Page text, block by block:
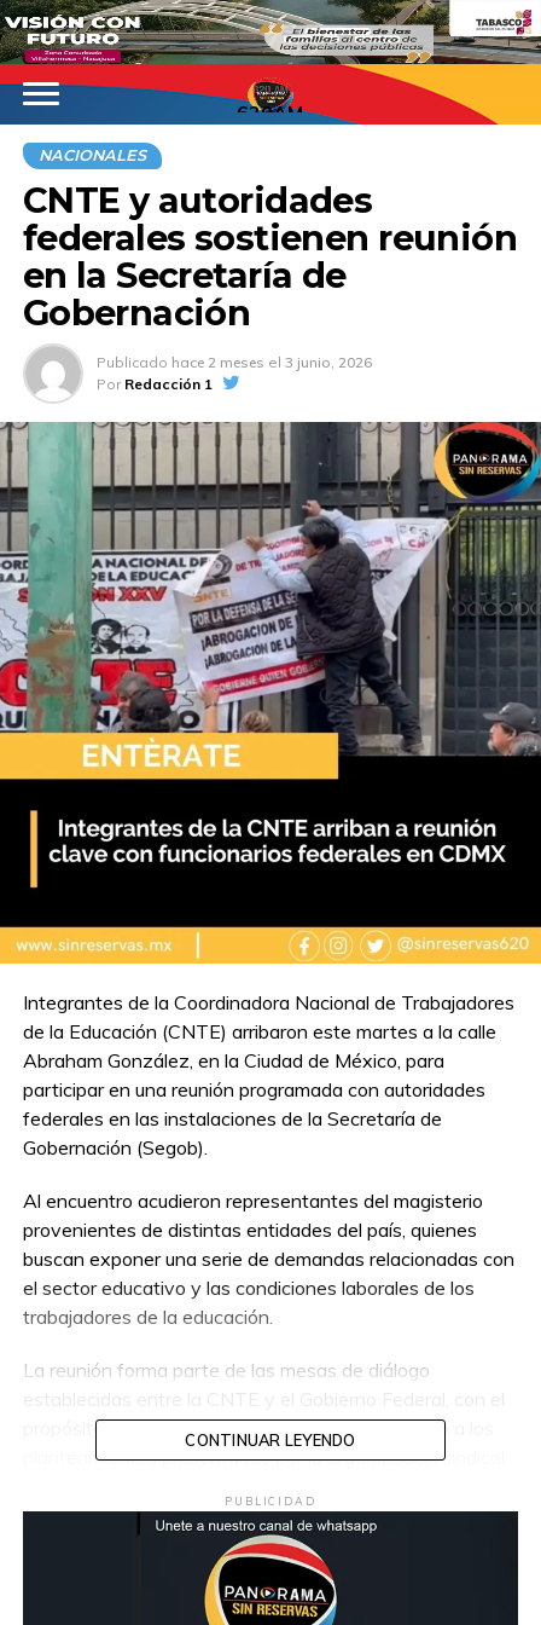
620AM
NACIONALES
CNTE y autoridades
federales sostienen reunión
en la Secretaría de
Gobernación
Publicado hace 2 meses el 3 junio, 2026
Por Redacción 1
Integrantes de la Coordinadora Nacional de Trabajadores
de la Educación (CNTE) arribaron este martes a la calle
Abraham González, en la Ciudad de México, para
participar en una reunión programada con autoridades
federales en las instalaciones de la Secretaría de
Gobernación (Segob).
Al encuentro acudieron representantes del magisterio
provenientes de distintas entidades del país, quienes
buscan exponer una serie de demandas relacionadas con
el sector educativo y las condiciones laborales de los
trabajadores de la educación.
La reunión forma parte de las mesas de diálogo
propósito de construir acuerdos y dar seguimiento a los
planteamientos presentados por la organización sindical.
Desde temprana hora, grupos de docentes se
concentraron en las inmediaciones de la dependencia
federal, donde se mantiene un operativo de vigilancia
para garantizar el desarrollo ordenado de las actividades.
CONTINUAR LEYENDO
PUBLICIDAD